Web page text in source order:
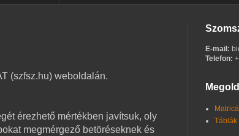
(szfsz.hu) weboldalán.
érezhető mértékben javítsuk, oly
megmérgező betöréseknek és
E-mail:
Telefon:
Táblák